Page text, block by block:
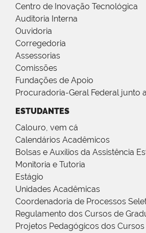
Centro de Inovação Tecnológica
Auditoria Interna
Ouvidoria
Corregedoria
Assessorias
Comissões
Fundações de Apoio
Procuradoria-Geral Federal junto
ESTUDANTES
Calouro, vem cá
Calendários Acadêmicos
Bolsas e Auxílios da Assistência
Monitoria e Tutoria
Estágio
Unidades Acadêmicas
Coordenadoria de Processos
Regulamento dos Cursos de
Projetos Pedagógicos dos Cursos